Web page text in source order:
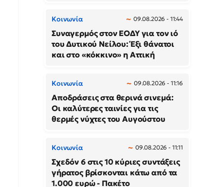
Κοινωνία 09.08.2026 - 11:44
Συναγερμός στον ΕΟΔΥ για τον ιό
του Δυτικού Νείλου: Έξι θάνατοι
και στο «κόκκινο» η Αττική
Κοινωνία 09.08.2026 - 11:16
Αποδράσεις στα θερινά σινεμά:
Οι καλύτερες ταινίες για τις
θερμές νύχτες του Αυγούστου
Κοινωνία 09.08.2026 - 11:11
Σχεδόν 6 στις 10 κύριες συντάξεις
γήρατος βρίσκονται κάτω από τα
1.000 ευρώ - Πακέτο